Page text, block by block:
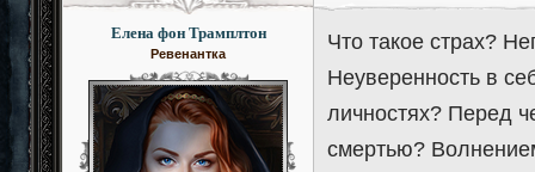
Елена фон Трамплтон
Ревенантка
Что такое страх?
Неуверенность в
личностях? Перед
смертью?